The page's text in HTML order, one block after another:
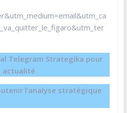
Telegram Strategika pour
actualité
l’analyse stratégique